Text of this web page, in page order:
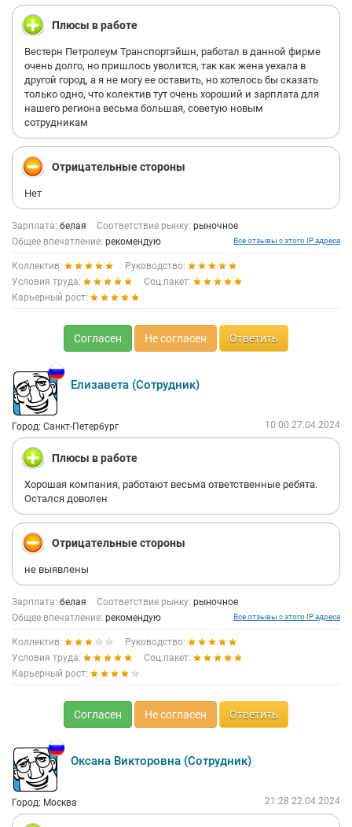
Плюсы в работе
Вестерн Петролеум Транспортэйшн, работал в данной фирме
очень долго, но пришлось уволится, так как жена уехала в
другой город, а я не могу ее оставить, но хотелось бы сказать
только одно, что колектив тут очень хороший и зарплата для
нашего региона весьма большая, советую новым
сотрудникам
Отрицательные стороны
Нет
Зарплата: белая Соответствие рынку: рыночное
Общее впечатление: рекомендую Все отзывы с этого IP адреса
Коллектив:
Руководство:
Условия труда:
Соц.пакет:
Карьерный рост:
Согласен Не согласен Ответить
Елизавета (Сотрудник)
Город: Санкт-Петербург 10:00 27.04.2024
Плюсы в работе
Хорошая компания, работают весьма ответственные ребята.
Остался доволен
Отрицательные стороны
не выявлены
Зарплата: белая Соответствие рынку: рыночное
Общее впечатление: рекомендую Все отзывы с этого IP адреса
Коллектив:
Руководство:
Условия труда:
Соц.пакет:
Карьерный рост:
Согласен Не согласен Ответить
Оксана Викторовна (Сотрудник)
Город: Москва 21:28 22.04.2024